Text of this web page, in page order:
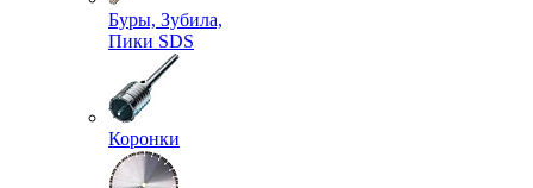
Буры, Зубила,
Пики SDS
Коронки